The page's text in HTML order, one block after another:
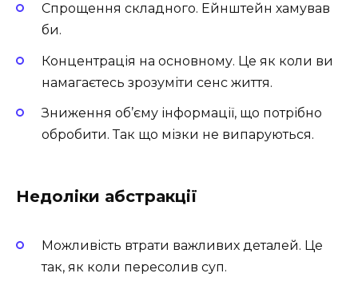
Спрощення складного. Ейнштейн хамував
би.
Концентрація на основному. Це як коли ви
намагаєтесь зрозуміти сенс життя.
Зниження об’єму інформації, що потрібно
обробити. Так що мізки не випаруються.
Недоліки абстракції
Можливість втрати важливих деталей. Це
так, як коли пересолив суп.